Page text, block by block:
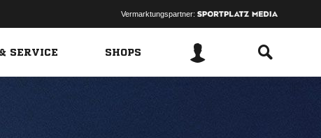
Vermarktungspartner:
SERVICE SHOPS